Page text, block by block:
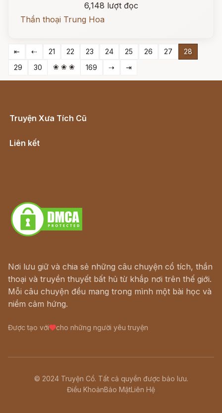
6,148 lượt đọc
Thần thoại Trung Hoa
⇤ ⇠ 21 22 23 24 25 26 27
28
29
30 ❀ ❀ ❀ 169 ⇢ ⇥
Truyện Xưa Tích Cũ
Liên kết
Nơi lưu giữ và chia sẻ những câu chuyện cổ tích, thần
thoại và truyền thuyết bất hủ từ khắp nơi trên thế giới.
Mỗi câu chuyện đều mang trong mình một bài học và
niềm cảm hứng.
Được tạo với cho những người yêu truyện
© 2024 Truyện Cổ. Tất cả quyền được bảo lưu.
Điều KhoảnBảo MậtLiên Hệ